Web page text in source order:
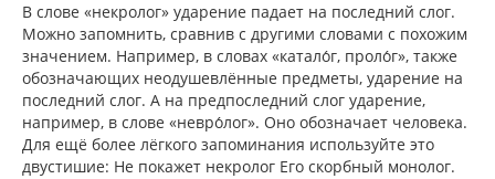
В слове «некролог» ударение падает на последний слог.
Можно запомнить, сравнив с другими словами с похожим
значением. Например, в словах «катало́г, проло́г», также
обозначающих неодушевлённые предметы, ударение на
последний слог. А на предпоследний слог ударение,
например, в слове «невро́лог». Оно обозначает человека.
Для ещё более лёгкого запоминания используйте это
двустишие: Не покажет некролог Его скорбный монолог.